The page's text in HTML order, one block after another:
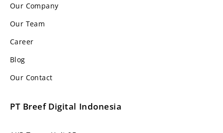
Our Company
Our Team
Career
Blog
Our Contact
PT Breef Digital Indonesia